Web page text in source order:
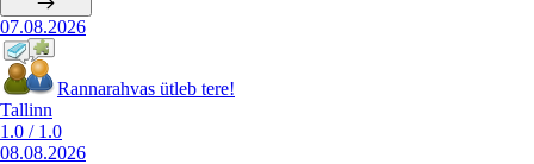
07.08.2026
Rannarahvas ütleb tere!
Tallinn
1.0 / 1.0
08.08.2026